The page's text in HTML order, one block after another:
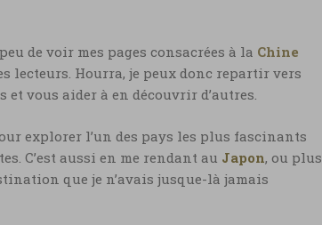
de voir mes pages consacrées à la Chine
lecteurs. Hourra, je peux donc repartir vers
vous aider à en découvrir d’autres.
explorer l’un des pays les plus fascinants
C’est aussi en me rendant au Japon, ou plus
que je n’avais jusque-là jamais